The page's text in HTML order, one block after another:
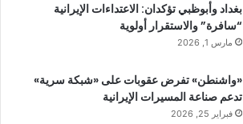
بغداد وأبوظبي تؤكدان: الاعتداءات الإيرانية
“سافرة” والاستقرار أولوية
مارس 1, 2026
«واشنطن» تفرض عقوبات على «شبكة سرية»
تدعم صناعة المسيرات الإيرانية
فبراير 25, 2026